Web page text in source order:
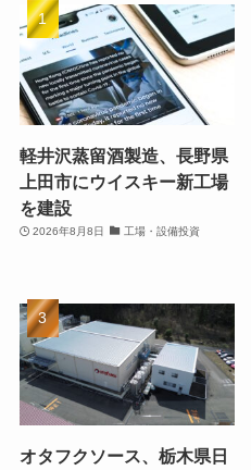
軽井沢蒸留酒製造、長野県
上田市にウイスキー新工場
を建設
2026年8月8日 工場・設備投資
オタフクソース、栃木県日